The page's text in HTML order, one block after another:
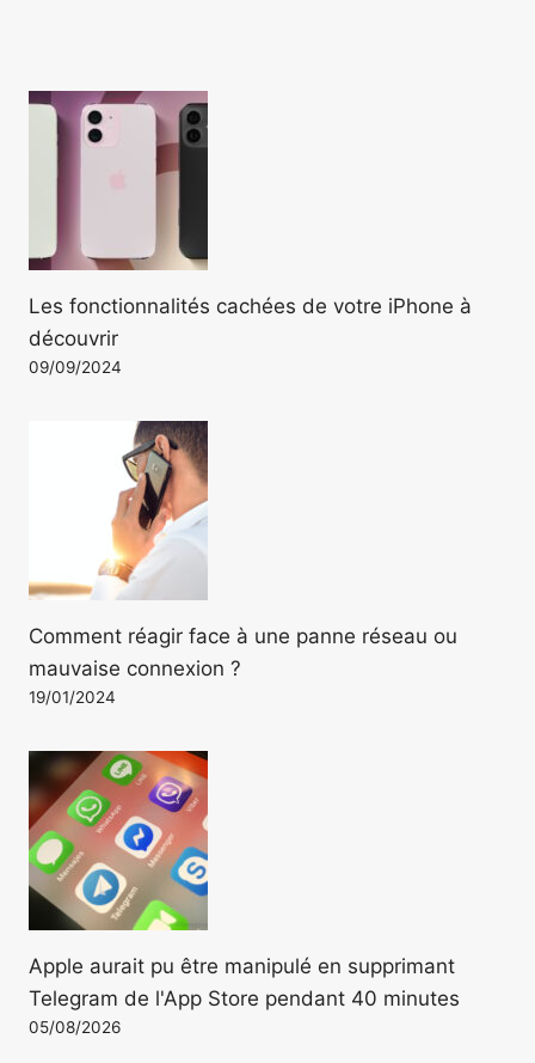
Les fonctionnalités cachées de votre iPhone à
découvrir
09/09/2024
Comment réagir face à une panne réseau ou
mauvaise connexion ?
19/01/2024
Apple aurait pu être manipulé en supprimant
Telegram de l'App Store pendant 40 minutes
05/08/2026